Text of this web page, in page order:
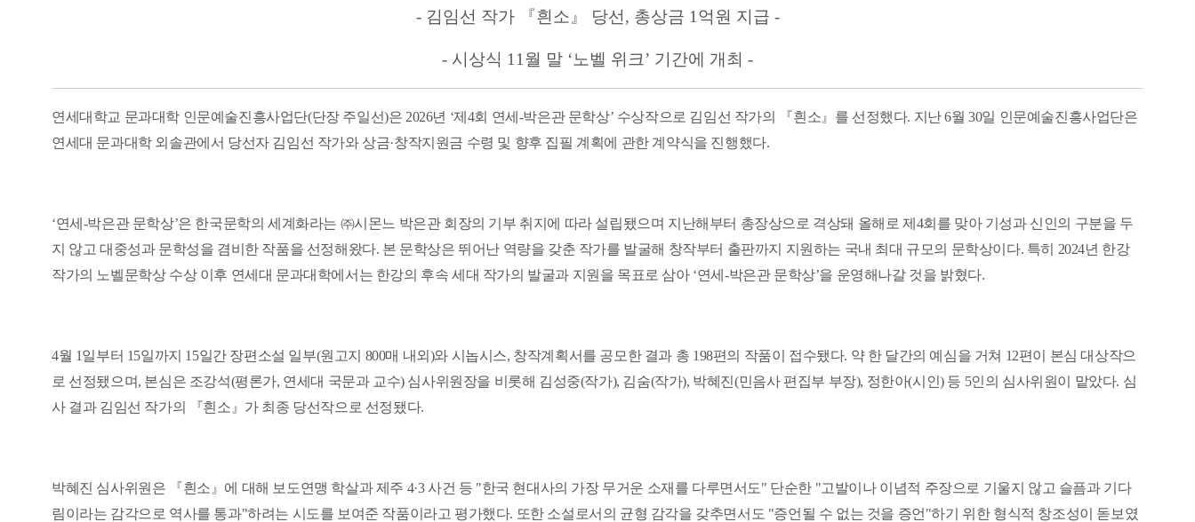
- 김임선 작가 『흰소 』 당선 , 총상금 1 억원 지급 -
- 시상식 11 월 말 ‘노벨 위크’ 기간에 개최 -
연세대학교 문과대학 인문예술진흥사업단(단장 주일선)은 2026년 ‘제 4회 연세 -박은관 문학상’ 수상작으로 김임선 작가의 『흰소 』 를 선정했다. 지난6월30일 인문예술진흥사업단은
연세대 문과대학 외솔관에서 당선자 김임선 작가와 상금·창작지원금 수령 및 향후 집필 계획에 관한 계약식을 진행했다.
‘연세 -박은관 문학상’은 한국문학의 세계화라는 ㈜시몬느 박은관 회장의 기부 취지에 따라 설립됐으며 지난해부터 총장상으로 격상돼 올해로 제 4회를 맞아 기성과 신인의 구분을 두
지 않고 대중성과 문학성을 겸비한 작품을 선정해왔다. 본 문학상은 뛰어난 역량을 갖춘 작가를 발굴해 창작부터 출판까지 지원하는 국내 최대 규모의 문학상이다. 특히 2024년 한강
작가의 노벨문학상 수상 이후 연세대 문과대학에서는 한강의 후속 세대 작가의 발굴과 지원을 목표로 삼아 ‘연세-박은관 문학상’을 운영해나갈 것을 밝혔다.
4월 1일부터 15일까지 15일간 장편소설 일부(원고지 800매 내외 )와 시놉시스, 창작계획서를 공모한 결과 총 198편의 작품이 접수됐다. 약 한 달간의 예심을 거쳐 12편이 본심 대상작으
로 선정됐으며, 본심은 조강석(평론가, 연세대 국문과 교수) 심사위원장을 비롯해 김성중(작가), 김숨(작가), 박혜진(민음사 편집부 부장), 정한아(시인) 등 5인의 심사위원이 맡았다. 심
사 결과 김임선 작가의
『흰소 』 가 최종 당선작으로 선정됐다.
박혜진 심사위원은 『흰소 』 에 대해 보도연맹 학살과 제주 4·3사건 등 "한국 현대사의 가장 무거운 소재를 다루면서도" 단순한 "고발이나 이념적 주장으로 기울지 않고 슬픔과 기다
림이라는 감각으로 역사를 통과"하려는 시도를 보여준 작품이라고 평가했다. 또한 소설로서의 균형 감각을 갖추면서도 "증언될 수 없는 것을 증언 "하기 위한 형식적 창조성이 돋보였